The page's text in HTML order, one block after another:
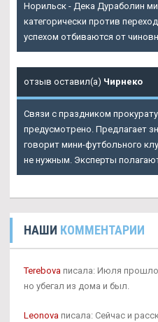
Норильск - Дека Дураболин
категорически против
успехом отбиваются от
отзыв оставил(а) Чирнеко
Связи с праздником
предусмотрено. Предлагает
говорит мини-футбольного
не нужным. Эксперты
НАШИ КОММЕНТАРИИ
Terebova писала: Июля
но убегал из дома и был.
Leonova писала: Сейчас и